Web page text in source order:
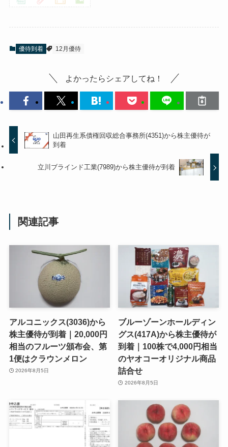
優待到着 12月優待
よかったらシェアしてね！
山田再生系債権回収総合事務所(4351)から株主優待が
到着
立川ブラインド工業(7989)から株主優待が到着
関連記事
アルコニックス(3036)から
株主優待が到着｜20,000円
相当のフルーツ頒布会、第
1便はクラウンメロン
2026年8月5日
ブルーゾーンホールディン
グス(417A)から株主優待が
到着｜100株で4,000円相当
のヤオコーオリジナル商品
詰合せ
2026年8月5日